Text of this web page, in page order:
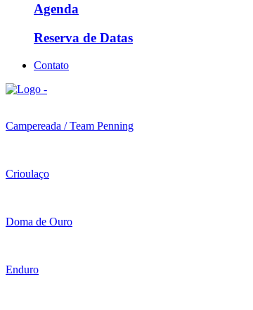
Agenda
Reserva de Datas
Contato
Campereada / Team Penning
Crioulaço
Doma de Ouro
Enduro